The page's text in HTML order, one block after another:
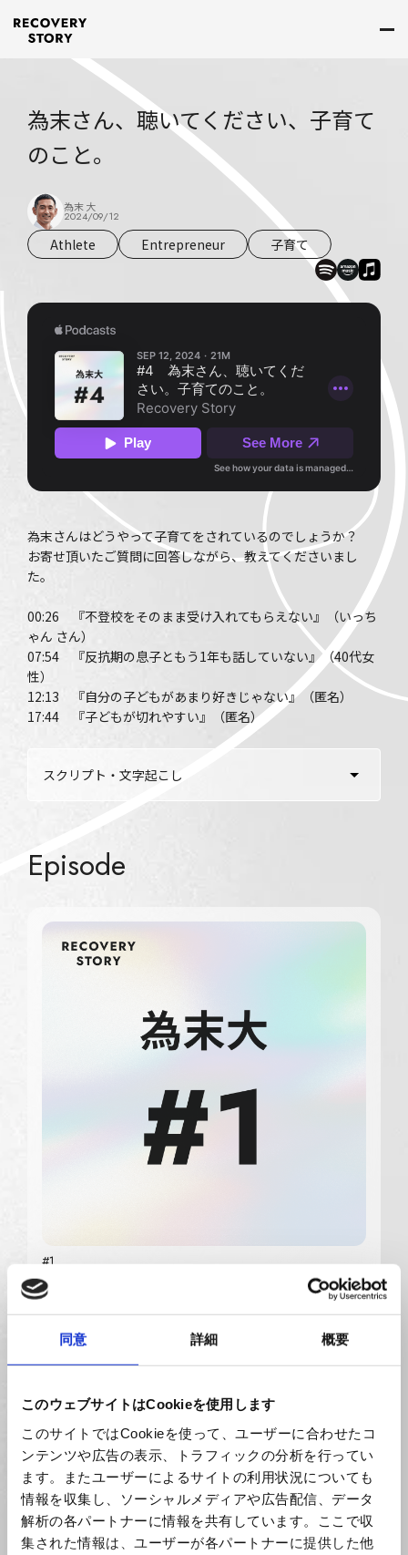
同意 詳細 概要
このウェブサイトはCookieを使用します
このサイトではCookieを使って、ユーザーに合わせたコ
ンテンツや広告の表示、トラフィックの分析を行ってい
ます。またユーザーによるサイトの利用状況についても
情報を収集し、ソーシャルメディアや広告配信、データ
解析の各パートナーに情報を共有しています。ここで収
集された情報は、ユーザーが各パートナーに提供した他
為末さん、聴いてください、子育て
のこと。
為末 大
2024/09/12
Athlete Entrepreneur 子育て
為末さんはどうやって子育てをされているのでしょうか？
お寄せ頂いたご質問に回答しながら、教えてくださいまし
た。
00:26 『不登校をそのまま受け入れてもらえない』（いっち
ゃん さん）
07:54 『反抗期の息子ともう1年も話していない』（40代女
性）
12:13 『自分の子どもがあまり好きじゃない』（匿名）
17:44 『子どもが切れやすい』（匿名）
スクリプト・文字起こし
Episode
#1
リカバリーストーリー、始まります。
為末 大